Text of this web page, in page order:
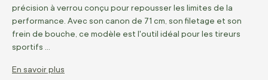
précision à verrou conçu pour repousser les limites de la
performance. Avec son canon de 71 cm, son filetage et son
frein de bouche, ce modèle est l'outil idéal pour les tireurs
sportifs …
En savoir plus